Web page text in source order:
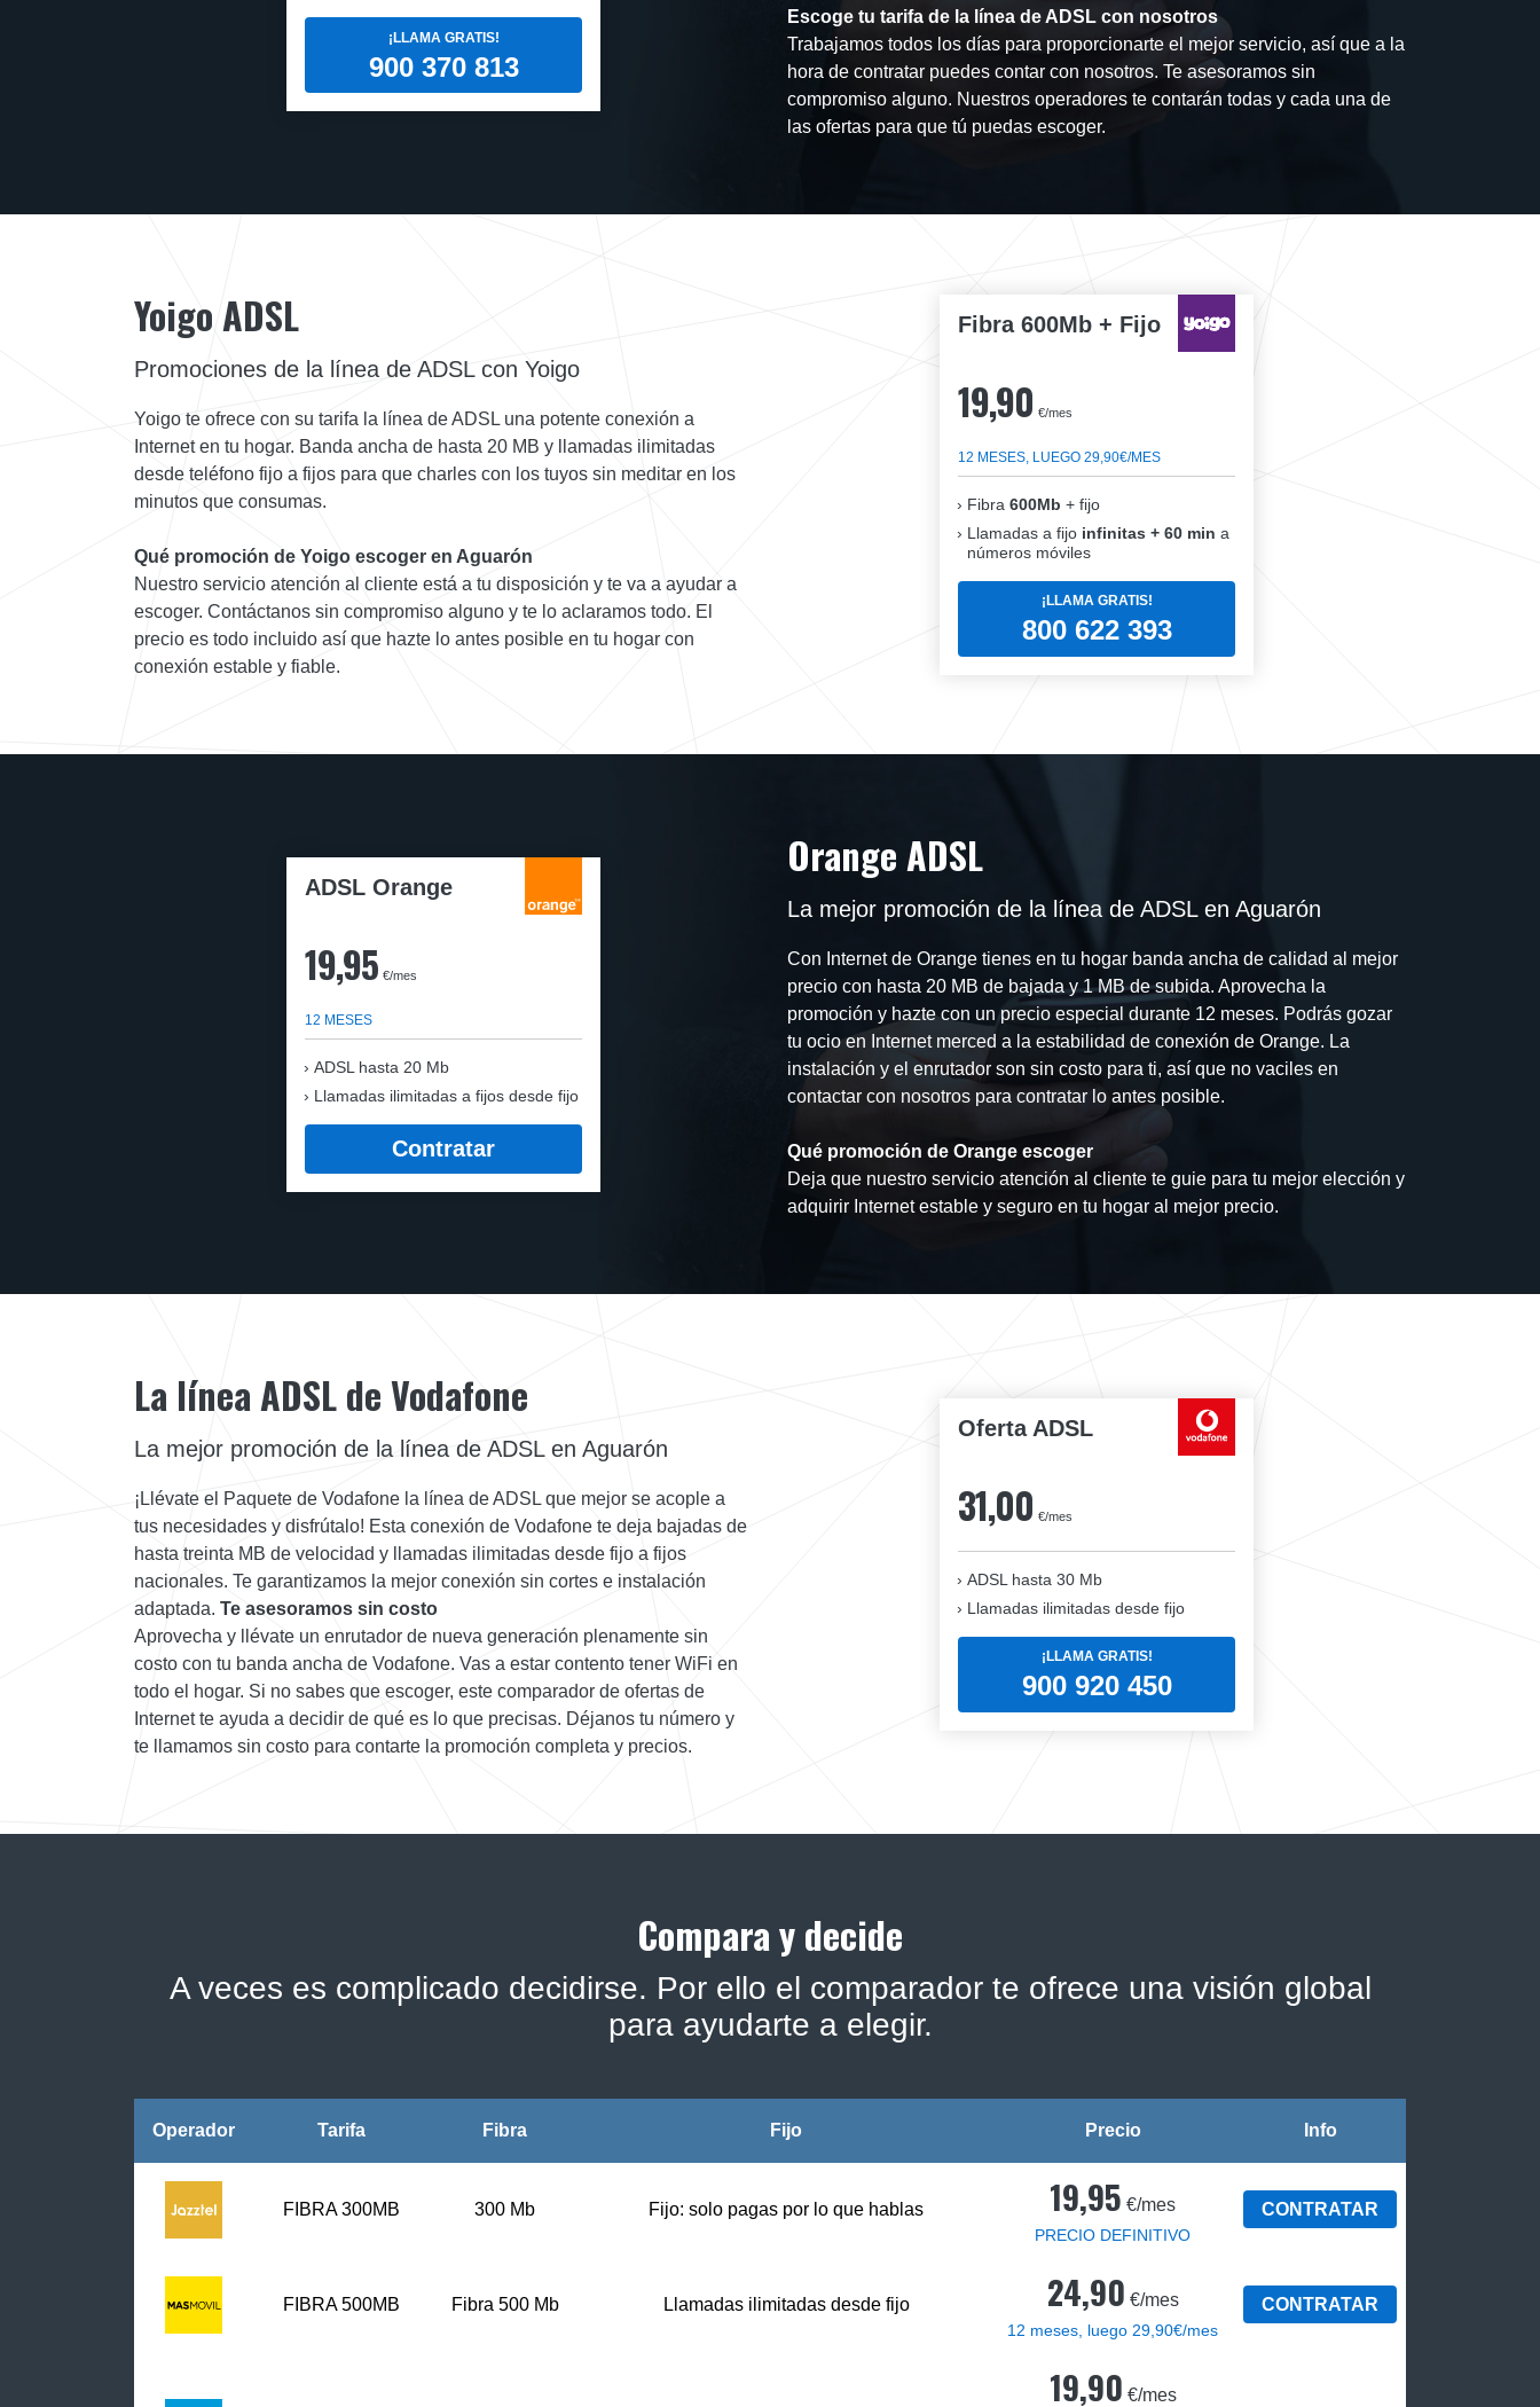
¡LLAMA GRATIS!
900 370 813
Escoge tu tarifa de la línea de ADSL con nosotros
Trabajamos todos los días para proporcionarte el mejor servicio, así que a la
hora de contratar puedes contar con nosotros. Te asesoramos sin
compromiso alguno. Nuestros operadores te contarán todas y cada una de
las ofertas para que tú puedas escoger.
Fibra 600Mb + Fijo
19,90 €/mes
12 MESES, LUEGO 29,90€/MES
Fibra 600Mb + fijo
Llamadas a fijo infinitas + 60 min a
números móviles
¡LLAMA GRATIS!
800 622 393
Yoigo ADSL
Promociones de la línea de ADSL con Yoigo
Yoigo te ofrece con su tarifa la línea de ADSL una potente conexión a
Internet en tu hogar. Banda ancha de hasta 20 MB y llamadas ilimitadas
desde teléfono fijo a fijos para que charles con los tuyos sin meditar en los
minutos que consumas.
Qué promoción de Yoigo escoger en Aguarón
Nuestro servicio atención al cliente está a tu disposición y te va a ayudar a
escoger. Contáctanos sin compromiso alguno y te lo aclaramos todo. El
precio es todo incluido así que hazte lo antes posible en tu hogar con
conexión estable y fiable.
ADSL Orange
19,95 €/mes
12 MESES
ADSL hasta 20 Mb
Llamadas ilimitadas a fijos desde fijo
Contratar
Orange ADSL
La mejor promoción de la línea de ADSL en Aguarón
Con Internet de Orange tienes en tu hogar banda ancha de calidad al mejor
precio con hasta 20 MB de bajada y 1 MB de subida. Aprovecha la
promoción y hazte con un precio especial durante 12 meses. Podrás gozar
tu ocio en Internet merced a la estabilidad de conexión de Orange. La
instalación y el enrutador son sin costo para ti, así que no vaciles en
contactar con nosotros para contratar lo antes posible.
Qué promoción de Orange escoger
Deja que nuestro servicio atención al cliente te guie para tu mejor elección y
adquirir Internet estable y seguro en tu hogar al mejor precio.
Oferta ADSL
31,00 €/mes
ADSL hasta 30 Mb
Llamadas ilimitadas desde fijo
¡LLAMA GRATIS!
900 920 450
La línea ADSL de Vodafone
La mejor promoción de la línea de ADSL en Aguarón
¡Llévate el Paquete de Vodafone la línea de ADSL que mejor se acople a
tus necesidades y disfrútalo! Esta conexión de Vodafone te deja bajadas de
hasta treinta MB de velocidad y llamadas ilimitadas desde fijo a fijos
nacionales. Te garantizamos la mejor conexión sin cortes e instalación
adaptada. Te asesoramos sin costo
Aprovecha y llévate un enrutador de nueva generación plenamente sin
costo con tu banda ancha de Vodafone. Vas a estar contento tener WiFi en
todo el hogar. Si no sabes que escoger, este comparador de ofertas de
Internet te ayuda a decidir de qué es lo que precisas. Déjanos tu número y
te llamamos sin costo para contarte la promoción completa y precios.
Compara y decide
A veces es complicado decidirse. Por ello el comparador te ofrece una visión global
para ayudarte a elegir.
Operador Tarifa Fibra Fijo Precio Info
FIBRA 300MB 300 Mb Fijo: solo pagas por lo que hablas 19,95 €/mes
PRECIO DEFINITIVO
CONTRATAR
FIBRA500MB Fibra 500 Mb Llamadas ilimitadas desde fijo 24,90 €/mes
12 meses, luego 29,90€/mes
CONTRATAR
19,90 €/mes